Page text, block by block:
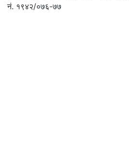
नं. १९४२/०७६-७७